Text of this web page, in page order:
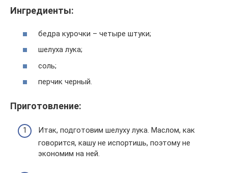
Ингредиенты:
бедра курочки – четыре штуки;
шелуха лука;
соль;
перчик черный.
Приготовление:
Итак, подготовим шелуху лука. Маслом, как
говорится, кашу не испортишь, поэтому не
экономим на ней.